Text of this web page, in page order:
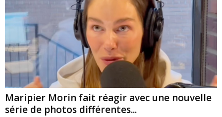
Maripier Morin fait réagir avec une nouvelle
série de photos différentes...